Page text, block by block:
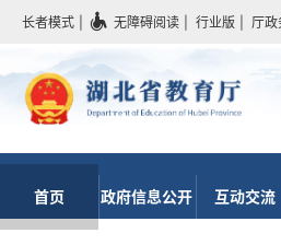
长者模式 无障碍阅读 行业版 厅政
首页 政府信息公开 互动交流